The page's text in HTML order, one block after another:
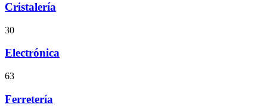
Cristalería
30
Electrónica
63
Ferretería